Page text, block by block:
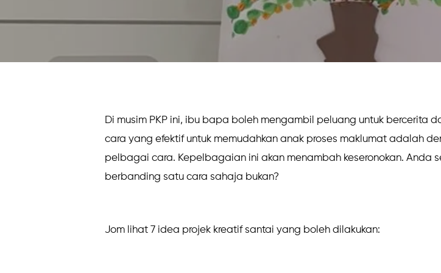
Di musim PKP ini, ibu bapa boleh mengambil peluang untuk bercerita
cara yang efektif untuk memudahkan anak proses maklumat adalah
pelbagai cara. Kepelbagaian ini akan menambah keseronokan. Anda
berbanding satu cara sahaja bukan?
Jom lihat 7 idea projek kreatif santai yang boleh dilakukan: